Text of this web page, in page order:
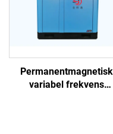
Permanentmagnetisk
variabel frekvens